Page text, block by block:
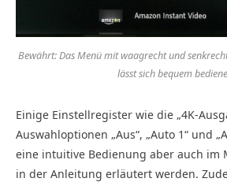
Bewährt: Das Menü mit waagrecht und
lässt sich bequem
Einige Einstellregister wie die „4K-
Auswahloptionen „Aus“, „Auto 1“ und
eine intuitive Bedienung aber auch im
in der Anleitung erläutert werden.